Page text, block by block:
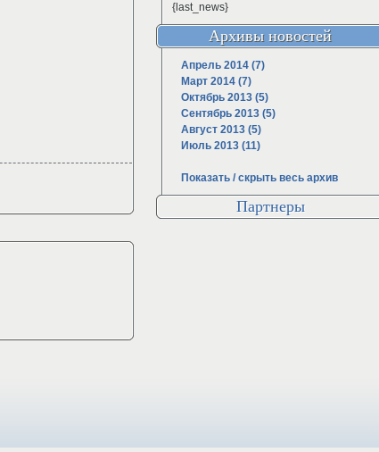
{last_news}
Архивы новостей
Апрель 2014 (7)
Март 2014 (7)
Октябрь 2013 (5)
Сентябрь 2013 (5)
Август 2013 (5)
Июль 2013 (11)
Показать / скрыть весь архив
Партнеры